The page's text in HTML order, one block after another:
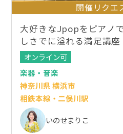
開催リクエ
大好きなJpopをピアノ
しさでに溢れる満足講座
オンライン可
楽器・音楽
神奈川県 横浜市
相鉄本線・二俣川駅
いのせまりこ